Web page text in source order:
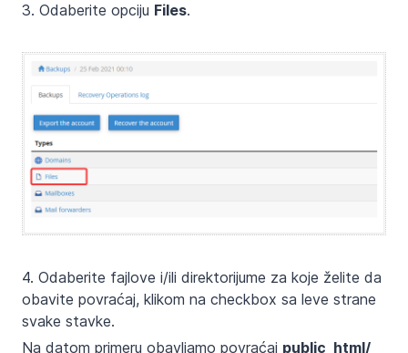
3. Odaberite opciju Files.
4. Odaberite fajlove i/ili direktorijume za koje želite da
obavite povraćaj, klikom na checkbox sa leve strane
svake stavke.
Na datom primeru obavljamo povraćaj public_html/